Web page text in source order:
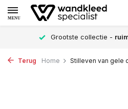
MENU
Grootste collectie -
Terug Home Stilleven van gele